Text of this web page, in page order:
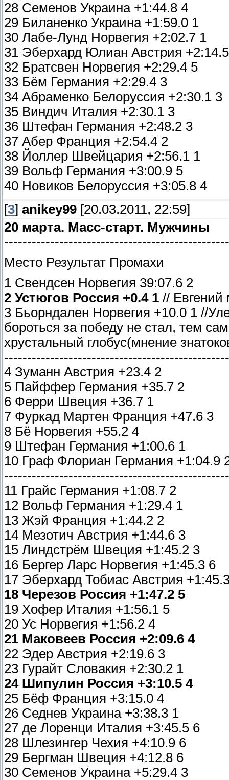
28 Семенов Украина +1:44.8 4
29 Биланенко Украина +1:59.0 1
30 Лабе-Лунд Норвегия +2:02.7 1
31 Эберхард Юлиан Австрия
32 Братсвен Норвегия +2:29.4 5
33 Бём Германия +2:29.4 3
34 Абраменко Белоруссия +2:30.1 3
35 Виндич Италия +2:30.1 3
36 Штефан Германия +2:48.2 3
37 Абер Франция +2:54.4 2
38 Йоллер Швейцария +2:56.1 1
39 Вольф Германия +3:00.9 5
40 Новиков Белоруссия +3:05.8 4
[3] anikey99 [20.03.2011, 22:59]
20 марта. Масс-старт. Мужчины
Место Результат Промахи
1 Свендсен Норвегия 39:07.6 2
2 Устюгов Россия +0.4 1 // Евгений
3 Бьорндален Норвегия +10.0 1 //
бороться за победу не стал, тем
хрустальный глобус(мнение
4 Зуманн Австрия +23.4 2
5 Пайффер Германия +35.7 2
6 Ферри Швеция +36.7 1
7 Фуркад Мартен Франция +47.6 3
8 Бё Норвегия +55.2 4
9 Штефан Германия +1:00.6 1
10 Граф Флориан Германия +1:04.9
11 Грайс Германия +1:08.7 2
12 Вольф Германия +1:29.4 1
13 Жэй Франция +1:44.2 2
14 Мезотич Австрия +1:44.6 3
15 Линдстрём Швеция +1:45.2 3
16 Бергер Ларс Норвегия +1:45.3 6
17 Эберхард Тобиас Австрия
18 Черезов Россия +1:47.2 5
19 Хофер Италия +1:56.1 5
20 Ус Норвегия +1:56.2 4
21 Маковеев Россия +2:09.6 4
22 Эдер Австрия +2:19.6 3
23 Гурайт Словакия +2:30.2 1
24 Шипулин Россия +3:10.5 4
25 Бёф Франция +3:15.0 4
26 Седнев Украина +3:38.3 1
27 де Лоренци Италия +3:45.5 6
28 Шлезингер Чехия +4:10.9 6
29 Бергман Швеция +4:12.8 6
30 Семенов Украина +5:29.4 3